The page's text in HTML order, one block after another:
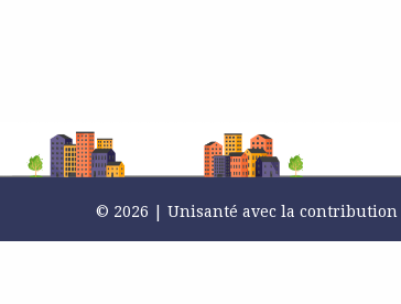
© 2026 | Unisanté avec la contribution